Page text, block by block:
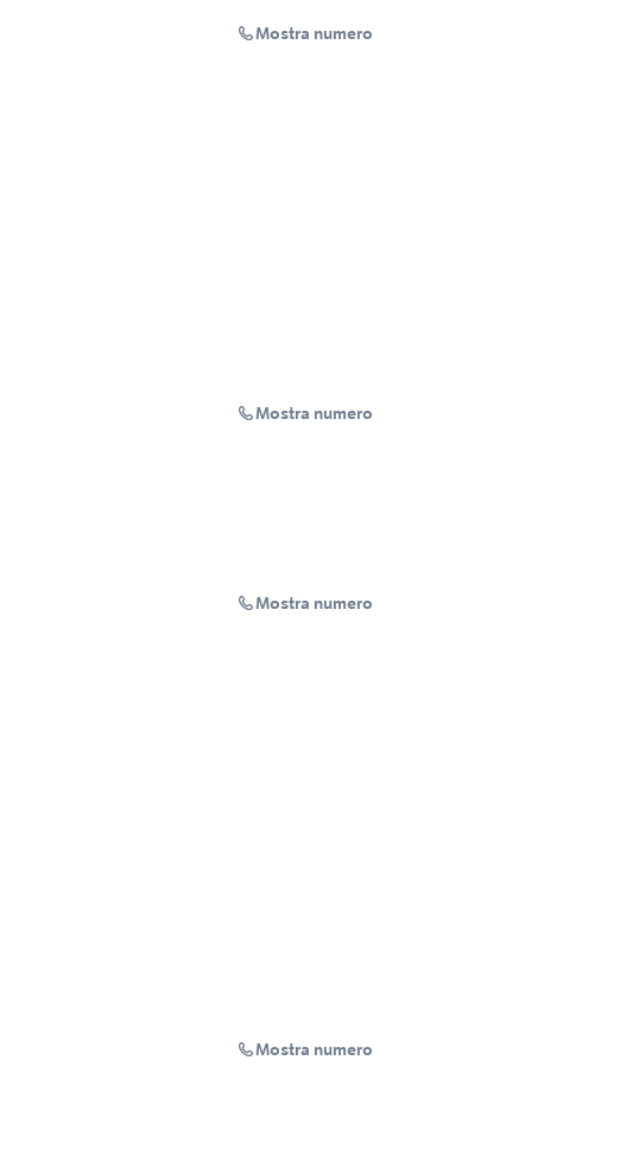
Mostra numero
Mostra numero
Mostra numero
Mostra numero